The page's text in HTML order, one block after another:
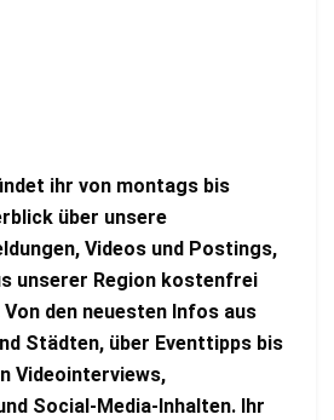
ihr von montags bis
über unsere
Videos und Postings,
unserer Region kostenfrei
den neuesten Infos aus
Städten, über Eventtipps bis
Videointerviews,
Social-Media-Inhalten. Ihr